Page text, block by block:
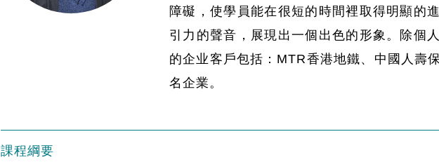
障礙，使學員能在很短的時間裡取得明顯的
引力的聲音，展現出一個出色的形象。除個
的企业客戶包括：MTR香港地鐵、中國人壽
名企業。
課程綱要